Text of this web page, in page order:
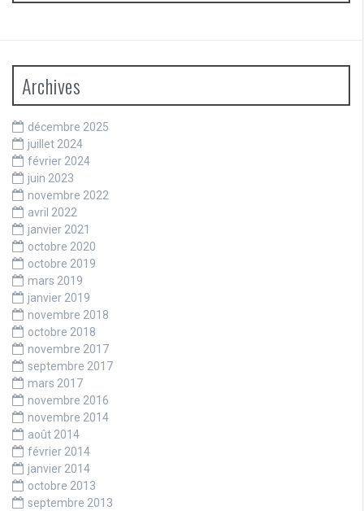
Archives
décembre 2025
juillet 2024
février 2024
juin 2023
novembre 2022
avril 2022
janvier 2021
octobre 2020
octobre 2019
mars 2019
janvier 2019
novembre 2018
octobre 2018
novembre 2017
septembre 2017
mars 2017
novembre 2016
novembre 2014
août 2014
février 2014
janvier 2014
octobre 2013
septembre 2013